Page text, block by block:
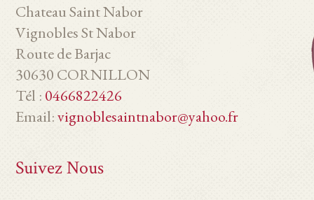
Chateau Saint Nabor
Vignobles St Nabor
Route de Barjac
30630 CORNILLON
Tél : 0466822426
Email:vignoblesaintnabor@yahoo.fr
Suivez Nous